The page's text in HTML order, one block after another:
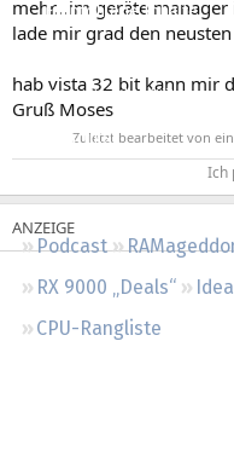
Empfohlene Inhalte
Neueste Aktivitäten
Leserartikel
Podcast
RX 9000 „Deals“
CPU-Rangliste
mehr...im geräte
lade mir grad den
hab vista 32 bit kann mir
Gruß Moses
Zuletzt bearbeitet von
Ich